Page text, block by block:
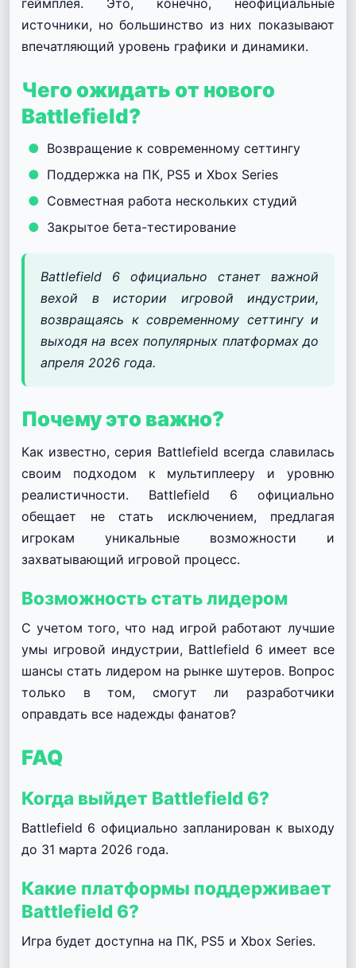
геймплея. Это, конечно, неофициальные
источники, но большинство из них показывают
впечатляющий уровень графики и динамики.
Чего ожидать от нового
Battlefield?
Возвращение к современному сеттингу
Поддержка на ПК, PS5 и Xbox Series
Совместная работа нескольких студий
Закрытое бета-тестирование
Battlefield 6 официально станет важной
вехой в истории игровой индустрии,
возвращаясь к современному сеттингу и
выходя на всех популярных платформах до
апреля 2026 года.
Почему это важно?
Как известно, серия Battlefield всегда славилась
своим подходом к мультиплееру и уровню
реалистичности. Battlefield 6 официально
обещает не стать исключением, предлагая
игрокам уникальные возможности и
захватывающий игровой процесс.
Возможность стать лидером
С учетом того, что над игрой работают лучшие
умы игровой индустрии, Battlefield 6 имеет все
шансы стать лидером на рынке шутеров. Вопрос
только в том, смогут ли разработчики
оправдать все надежды фанатов?
FAQ
Когда выйдет Battlefield 6?
Battlefield 6 официально запланирован к выходу
до 31 марта 2026 года.
Какие платформы поддерживает
Battlefield 6?
Игра будет доступна на ПК, PS5 и Xbox Series.